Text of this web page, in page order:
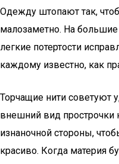
Одежду штопают так,
малозаметно. На большие
легкие потертости
каждому известно, как
Торчащие нити советуют
внешний вид прострочки
изнаночной стороны,
красиво. Когда материя